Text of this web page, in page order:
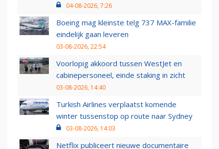
04-08-2026, 7:26
Boeing mag kleinste telg 737 MAX-familie
eindelijk gaan leveren
03-08-2026, 22:54
Voorlopig akkoord tussen WestJet en
cabinepersoneel, einde staking in zicht
03-08-2026, 14:40
Turkish Airlines verplaatst komende
winter tussenstop op route naar Sydney
03-08-2026, 14:03
Netflix publiceert nieuwe documentaire